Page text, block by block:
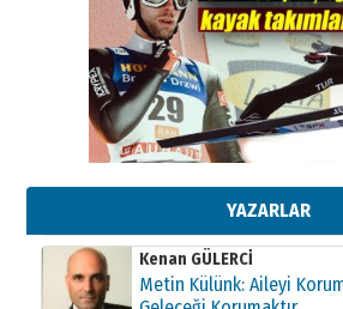
YAZARLAR
Kenan GÜLERCİ
Metin Külünk: Aileyi
11 Mayıs 2026 Pazartesi
Kenan GÜLERCİ
Metin Külünk: Aileyi
Geleceği Korumaktır